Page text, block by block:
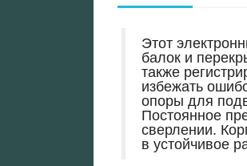
Этот
балок и
также
избежать
опоры для
Постоянное
сверлении.
в устойчивое